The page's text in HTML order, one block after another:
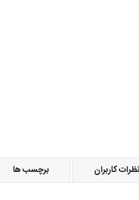
نظرات کاربران برچسب ها